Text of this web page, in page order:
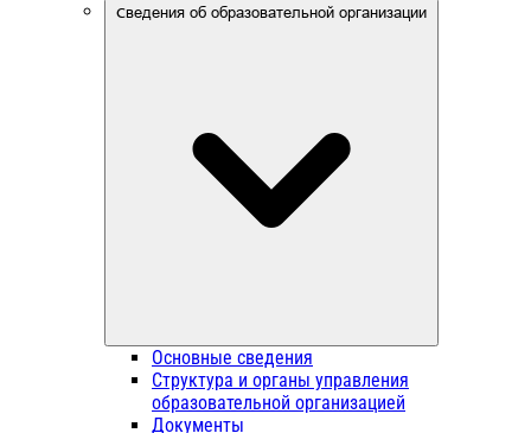
Сведения об образовательной организации
Основные сведения
Структура и органы управления
образовательной организацией
Документы